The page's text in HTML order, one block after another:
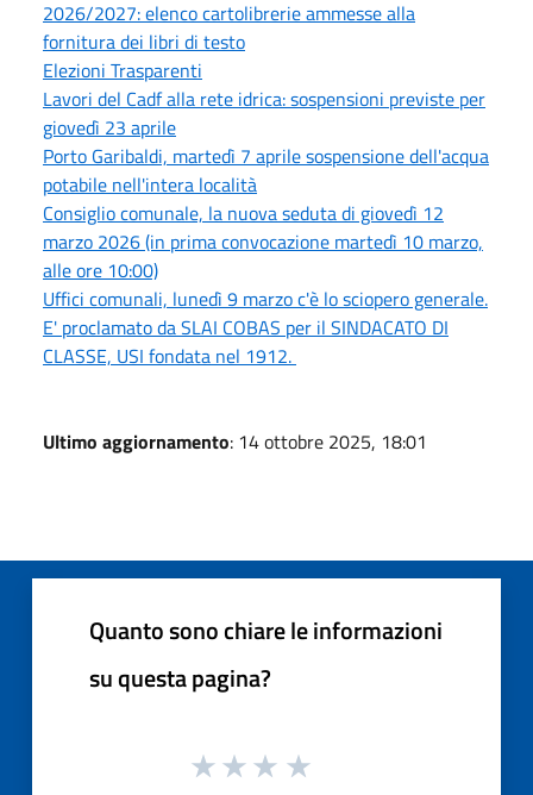
2026/2027: elenco cartolibrerie ammesse alla
fornitura dei libri di testo
Elezioni Trasparenti
Lavori del Cadf alla rete idrica: sospensioni previste per
giovedì 23 aprile
Porto Garibaldi, martedì 7 aprile sospensione dell'acqua
potabile nell'intera località
Consiglio comunale, la nuova seduta di giovedì 12
marzo 2026 (in prima convocazione martedì 10 marzo,
alle ore 10:00)
Uffici comunali, lunedì 9 marzo c'è lo sciopero generale.
E' proclamato da SLAI COBAS per il SINDACATO DI
CLASSE, USI fondata nel 1912.
Ultimo aggiornamento: 14 ottobre 2025, 18:01
Quanto sono chiare le informazioni
su questa pagina?